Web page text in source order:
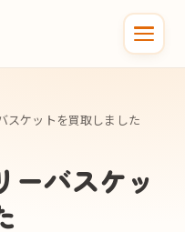
スケットを買取しました
ーバスケッ